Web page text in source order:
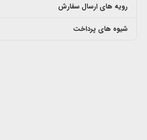
رویه های ارسال سفارش
شیوه های پرداخت